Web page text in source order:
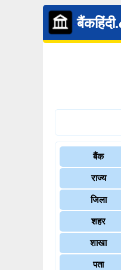
बैंक
राज्य
जिला
शहर
शाखा
पता